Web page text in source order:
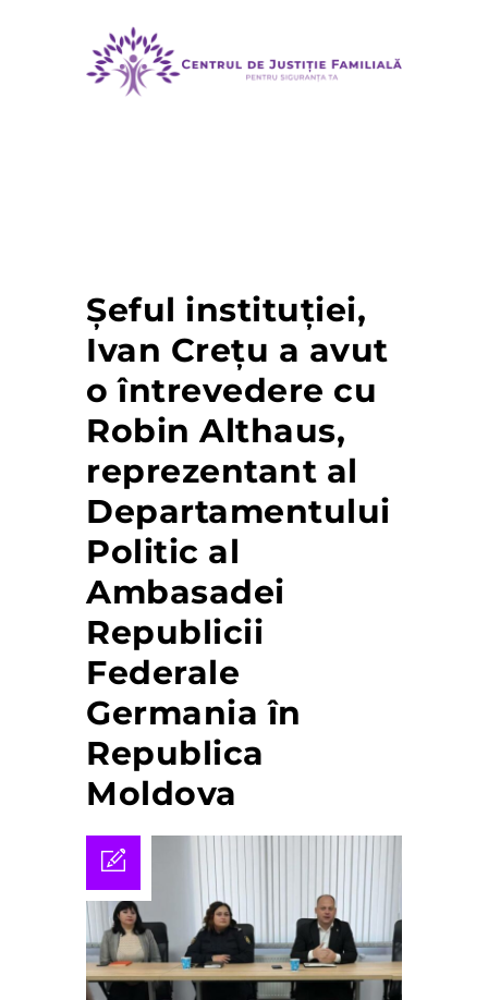
Șeful instituției,
Ivan Crețu a avut
o întrevedere cu
Robin Althaus,
reprezentant al
Departamentului
Politic al
Ambasadei
Republicii
Federale
Germania în
Republica
Moldova